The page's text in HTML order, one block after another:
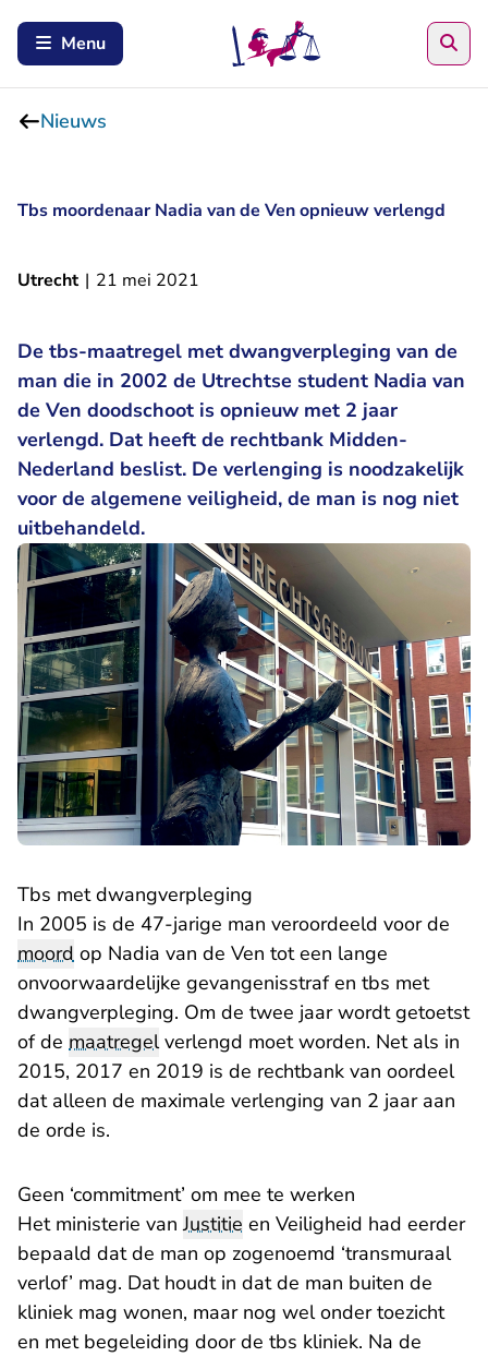
Menu
Nieuws
Tbs moordenaar Nadia van de Ven opnieuw verlengd
Utrecht | 21 mei 2021
De tbs-maatregel met dwangverpleging van de
man die in 2002 de Utrechtse student Nadia van
de Ven doodschoot is opnieuw met 2 jaar
verlengd. Dat heeft de rechtbank Midden-
Nederland beslist. De verlenging is noodzakelijk
voor de algemene veiligheid, de man is nog niet
uitbehandeld.
Tbs met dwangverpleging
In 2005 is de 47-jarige man veroordeeld voor de
moord op Nadia van de Ven tot een lange
onvoorwaardelijke gevangenisstraf en tbs met
dwangverpleging. Om de twee jaar wordt getoetst
of de maatregelverlengd moet worden. Net als in
2015, 2017 en 2019 is de rechtbank van oordeel
dat alleen de maximale verlenging van 2 jaar aan
de orde is.
Geen ‘commitment’ om mee te werken
Het ministerie vanJustitie en Veiligheid had eerder
bepaald dat de man op zogenoemd ‘transmuraal
verlof’ mag. Dat houdt in dat de man buiten de
kliniek mag wonen, maar nog wel onder toezicht
en met begeleiding door de tbs kliniek. Na de